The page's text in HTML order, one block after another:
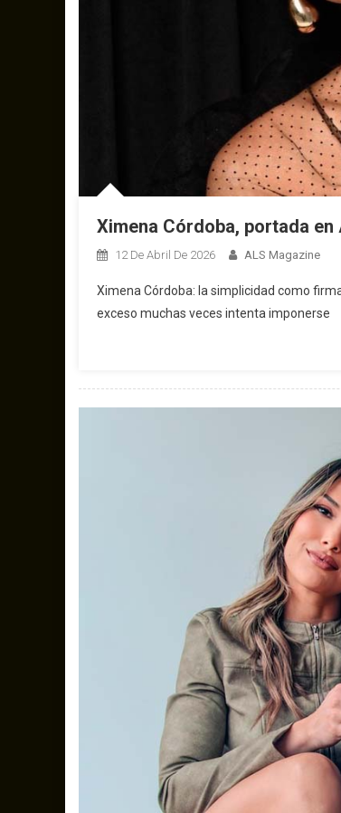
Ximena Córdoba, portada en
12 De Abril De 2026 ALS Magazine
Ximena Córdoba: la simplicidad como
exceso muchas veces intenta imponerse